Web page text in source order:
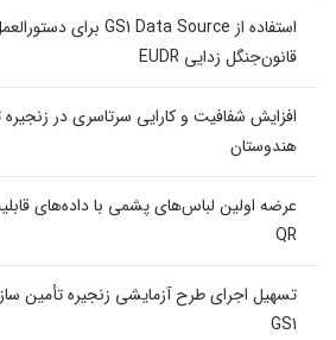
قانون‌جنگل زدایی EUDR
افزایش شفافیت و کارایی سرتاسری در زنجیره
هندوستان
عرضه اولین لباس‌های پشمی با داده‌های
QR
GS1